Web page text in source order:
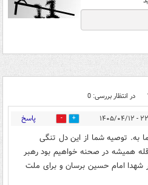
در انتظار بررسی: 0
۰۴/۱۲ 3 پاسخ
به. توصیه شما از این دل تنگی
همیشه در صحنه خواهیم بود رهبر
شهدا امام حسین برسان و برای ملت